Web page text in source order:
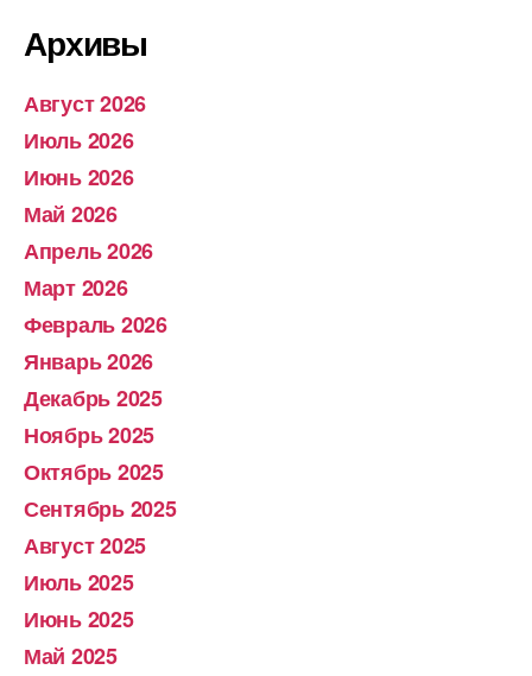
Архивы
Август 2026
Июль 2026
Июнь 2026
Май 2026
Апрель 2026
Март 2026
Февраль 2026
Январь 2026
Декабрь 2025
Ноябрь 2025
Октябрь 2025
Сентябрь 2025
Август 2025
Июль 2025
Июнь 2025
Май 2025